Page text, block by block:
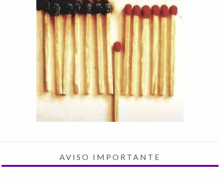
AVISO IMPORTANTE